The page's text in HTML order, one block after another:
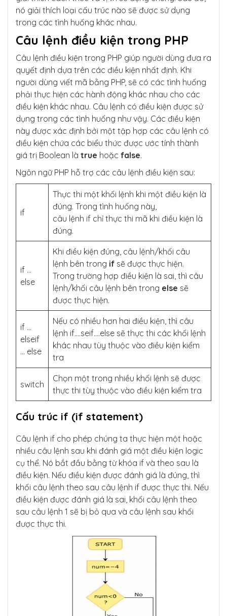
nó giải thích loại cấu trúc nào sẽ được sử dụng
trong các tình huống khác nhau.
Câu lệnh điều kiện trong PHP
Câu lệnh điều kiện trong PHP giúp người dùng đưa ra
quyết định dựa trên các điều kiện nhất định. Khi
người dùng viết mã bằng PHP, sẽ có các tình huống
phải thực hiện các hành động khác nhau cho các
điều kiện khác nhau. Câu lệnh có điều kiện được sử
dụng trong các tình huống như vậy. Các điều kiện
này được xác định bởi một tập hợp các câu lệnh có
điều kiện chứa các biểu thức được ước tính thành
giá trị Boolean là true hoặc false.
Ngôn ngữ PHP hỗ trợ các câu lệnh điều kiện sau:
if
Thực thi một khối lệnh khi một điều kiện là
đúng. Trong tình huống này,
câu lệnh if chỉ thực thi mã khi điều kiện là
đúng.
if …
else
Khi điều kiện đúng, câu lệnh/khối câu
lệnh bên trong if sẽ được thực hiện.
Trong trường hợp điều kiện là sai, thì câu
lệnh/khối câu lệnh bên trong else sẽ
được thực hiện.
if …
elseif
… else
Nếu có nhiều hơn hai điều kiện, thì câu
lệnh if….seif….else sẽ thực thi các khối lệnh
khác nhau tùy thuộc vào điều kiện kiểm
tra
switch
Chọn một trong nhiều khối lệnh sẽ được
thực thi tùy thuộc vào điều kiện kiểm tra
Cấu trúc if (if statement)
Câu lệnh if cho phép chúng ta thực hiện một hoặc
nhiều câu lệnh sau khi đánh giá một điều kiện logic
cụ thể. Nó bắt đầu bằng từ khóa if và theo sau là
điều kiện. Nếu điều kiện được đánh giá là đúng, thì
khối câu lệnh theo sau câu lệnh if được thực thi. Nếu
điều kiện được đánh giá là sai, khối câu lệnh theo
sau câu lệnh 1 sẽ bị bỏ qua và câu lệnh sau khối
được thực thi.